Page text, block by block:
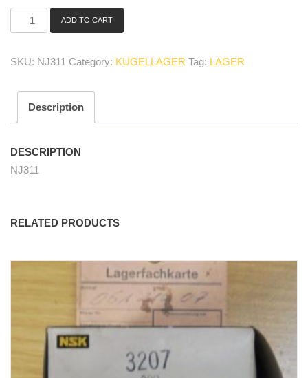
bearing
ADD TO CART
SKU: NJ311 Category: KUGELLAGER Tag: LAGER
Description
DESCRIPTION
NJ311
RELATED PRODUCTS